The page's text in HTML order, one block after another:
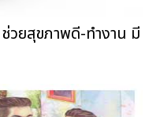
ยสุขภาพดี-ทำงาน มี